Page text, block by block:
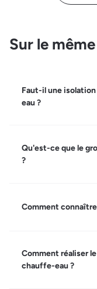
Sur le
Faut-il une
eau ?
Qu'est-ce que le
?
Comment
Comment réaliser
chauffe-eau ?